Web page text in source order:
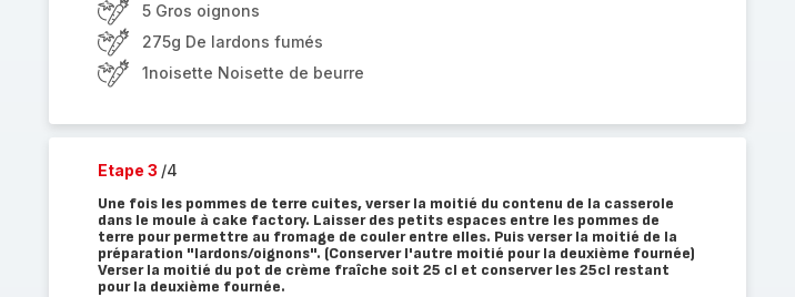
5 Gros oignons
275g De lardons fumés
1noisette Noisette de beurre
Etape 3 /4
Une fois les pommes de terre cuites, verser la moitié du contenu de la casserole
dans le moule à cake factory. Laisser des petits espaces entre les pommes de
terre pour permettre au fromage de couler entre elles. Puis verser la moitié de la
préparation "lardons/oignons". (Conserver l'autre moitié pour la deuxième fournée)
Verser la moitié du pot de crème fraîche soit 25 cl et conserver les 25cl restant
pour la deuxième fournée.